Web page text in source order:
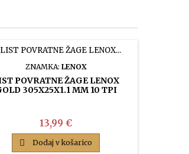
ZNAMKA: LENOX
POVRATNE ŽAGE LENOX
305X25X1.1 MM 10 TPI
Cena
13,99 €
 Dodaj v košarico